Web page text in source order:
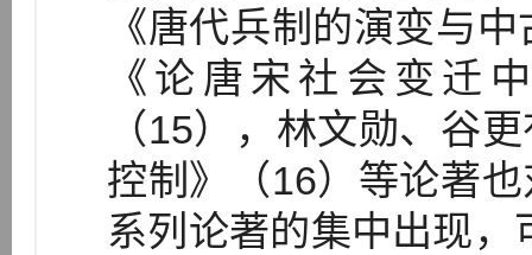
《唐代兵制的演变与
《论唐宋社会变迁
（15），林文勋、谷
控制》（16）等论著
系列论著的集中出现，